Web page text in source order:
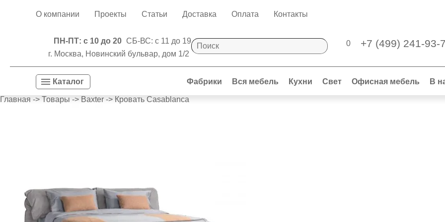
О компании Проекты Статьи Доставка Оплата Контакты
ПН-ПТ: с 10 до 20 СБ-ВС: с 11 до 19
г. Москва, Новинский бульвар, дом 1/2
0 +7 (499) 241-93-
Фабрики Вся мебель Кухни Свет Офисная мебель В
Каталог
Главная -> Товары -> Baxter -> Кровать Casablanca